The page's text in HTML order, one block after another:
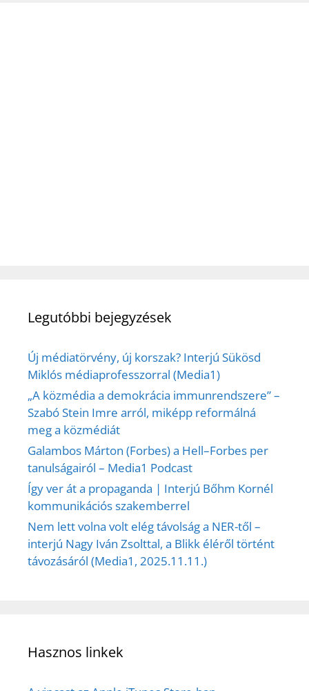
Legutóbbi bejegyzések
Új médiatörvény, új korszak? Interjú Sükösd
Miklós médiaprofesszorral (Media1)
„A közmédia a demokrácia immunrendszere” –
Szabó Stein Imre arról, miképp reformálná
meg a közmédiát
Galambos Márton (Forbes) a Hell–Forbes per
tanulságairól – Media1 Podcast
Így ver át a propaganda | Interjú Bőhm Kornél
kommunikációs szakemberrel
Nem lett volna volt elég távolság a NER-től –
interjú Nagy Iván Zsolttal, a Blikk éléről történt
távozásáról (Media1, 2025.11.11.)
Hasznos linkek